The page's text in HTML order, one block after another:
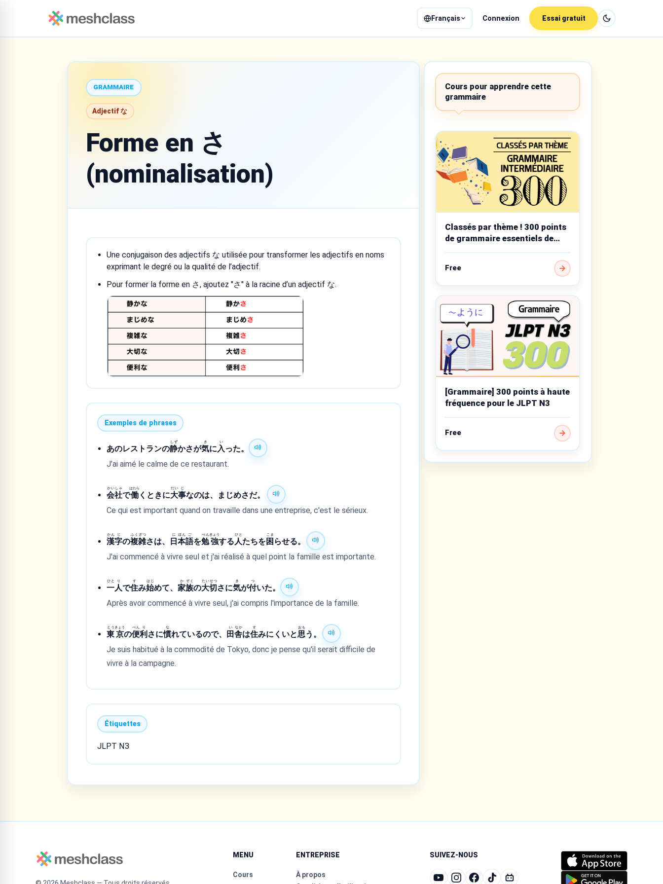
Français Connexion Essai gratuit
GRAMMAIRE
Adjectif な
Forme en さ
(nominalisation)
Une conjugaison des adjectifs な utilisée pour transformer les adjectifs en noms
exprimant le degré ou la qualité de l’adjectif.
Pour former la forme en さ, ajoutez "さ" à la racine d’un adjectif な.
Exemples de phrases
あのレストランの静
しず
かさが気
き
に入
い
った。
J’ai aimé le calme de ce restaurant.
会
かい
社
しゃ
で働
はたら
くときに大
だい
事
じ
なのは、まじめさだ。
Ce qui est important quand on travaille dans une entreprise, c'est le sérieux.
漢
かん
字
じ
の複
ふく
雑
ざつ
さは、 日
に
本
ほん
語
ご
を勉
べん
強
きょう
する人
ひと
たちを困
こま
らせる。
J'ai commencé à vivre seul et j'ai réalisé à quel point la famille est importante.
一
ひと
人
り
で住
す
み始
はじ
めて、家
か
族
ぞく
の大
たい
切
せつ
さに気
き
が付
つ
いた。
Après avoir commencé à vivre seul, j'ai compris l'importance de la famille.
東
とう
京
きょう
の便
べん
利
り
さに慣
な
れているので、 田
い
舎
なか
は住
す
みにくいと思
おも
う。
Je suis habitué à la commodité de Tokyo, donc je pense qu'il serait difficile de
vivre à la campagne.
Étiquettes
JLPT N3
Cours pour apprendre cette
grammaire
Classés par thème ! 300 points
de grammaire essentiels de
niveau intermédiaire
Free
[Grammaire] 300 points à haute
fréquence pour le JLPT N3
Free
MENU
Cours
ENTREPRISE
À propos
SUIVEZ-NOUS